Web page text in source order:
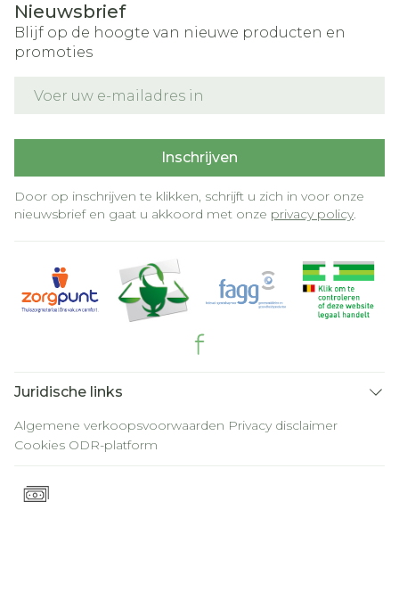
Nieuwsbrief
Blijf op de hoogte van nieuwe producten en
promoties
Inschrijven
Door op inschrijven te klikken, schrijft u zich in voor onze
nieuwsbrief en gaat u akkoord met onze privacy policy.
Juridische links
Algemene verkoopsvoorwaarden Privacy disclaimer
Cookies ODR-platform